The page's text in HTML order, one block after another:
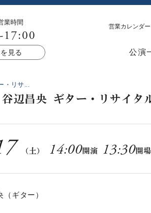
業時間
17:00
見る 公演
営業カレンダー
・リサ...
谷辺昌央 ギター・リサイタ
（土） 14:00開演 13:30開場
ギター）